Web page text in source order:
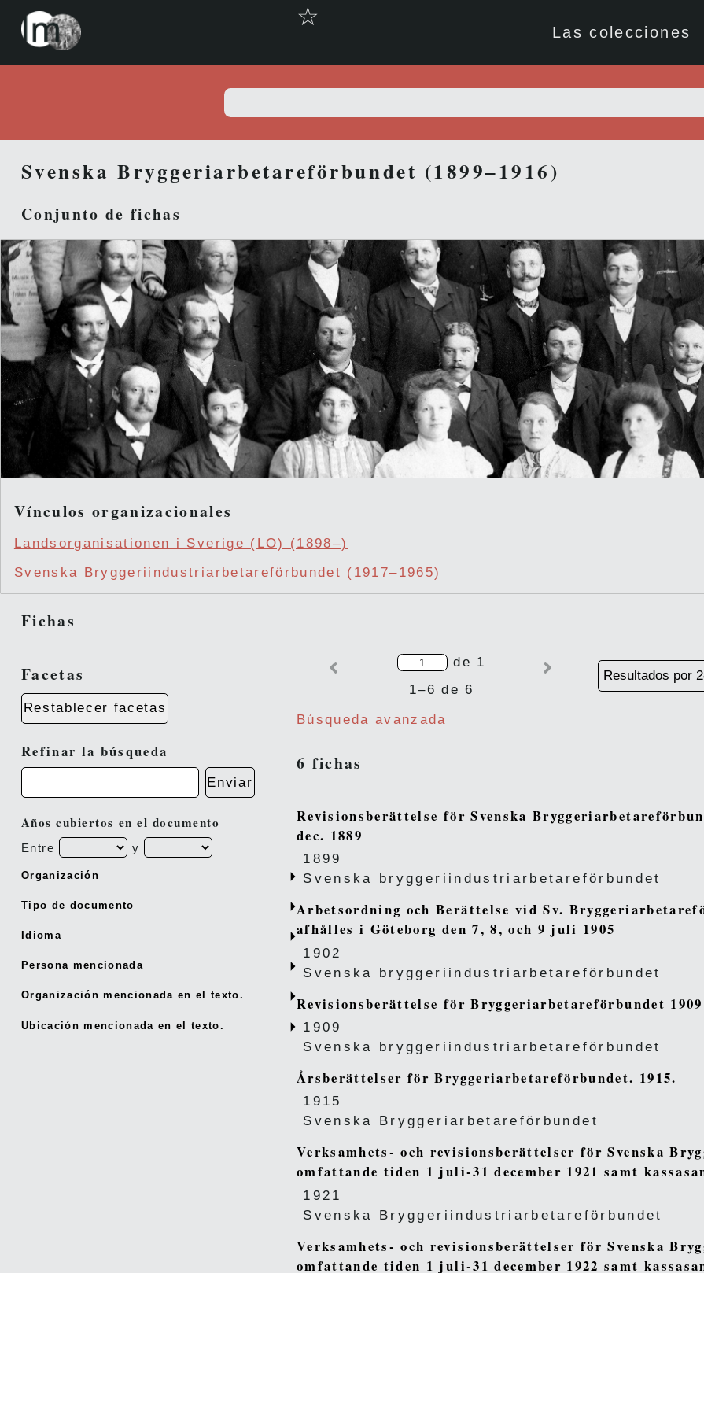
☆
Las colecciones
Svenska Bryggeriarbetareförbundet (1899–1916)
Conjunto de fichas
Vínculos organizacionales
Landsorganisationen i Sverige (LO) (1898–)
Svenska Bryggeriindustriarbetareförbundet (1917–1965)
Fichas
Facetas
Restablecer facetas
Refinar la búsqueda
Enviar
Años cubiertos en el documento
Entre y
Organización
Tipo de documento
Idioma
Persona mencionada
Organización mencionada en el texto.
Ubicación mencionada en el texto.
de 1
1–6 de 6
Búsqueda avanzada
6 fichas
Revisionsberättelse för Svenska
dec. 1889
1899
Svenska bryggeriindustriarbetareförbundet
Arbetsordning och Berättelse vid Sv.
afhålles i Göteborg den 7, 8, och 9 juli 1905
1902
Svenska bryggeriindustriarbetareförbundet
Revisionsberättelse för Bryggeriarbetareförbundet 1909
1909
Svenska bryggeriindustriarbetareförbundet
Årsberättelser för Bryggeriarbetareförbundet. 1915.
1915
Svenska Bryggeriarbetareförbundet
Verksamhets- och revisionsberättelser för Svenska
omfattande tiden 1 juli-31 december 1921 samt
1921
Svenska Bryggeriindustriarbetareförbundet
Verksamhets- och revisionsberättelser för Svenska
omfattande tiden 1 juli-31 december 1922 samt